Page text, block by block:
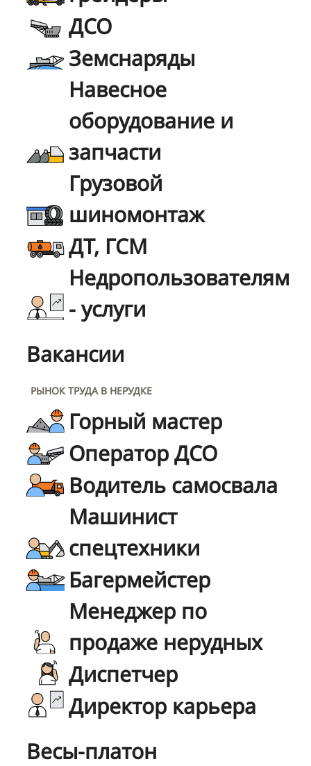
ДСО
Земснаряды
Навесное
оборудование и
запчасти
Грузовой
шиномонтаж
ДТ, ГСМ
Недропользователям
- услуги
Вакансии
РЫНОК ТРУДА В НЕРУДКЕ
Горный мастер
Оператор ДСО
Водитель самосвала
Машинист
спецтехники
Багермейстер
Менеджер по
продаже нерудных
Диспетчер
Директор карьера
Весы-платон